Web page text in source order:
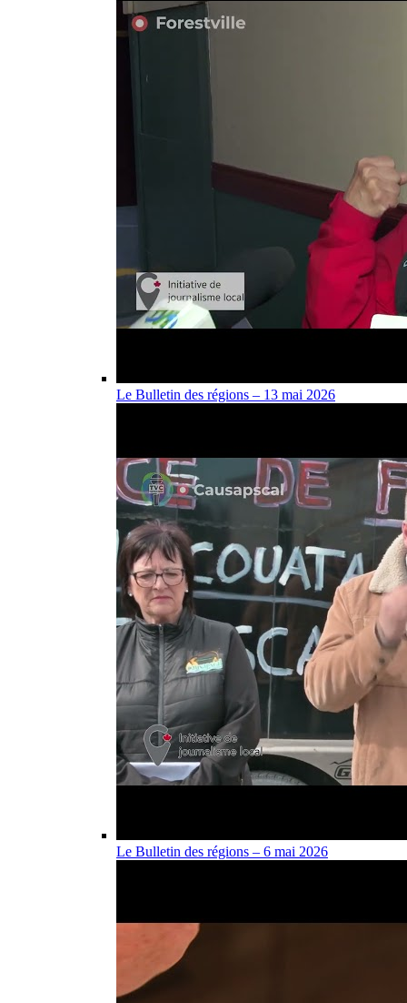
Le Bulletin des régions – 13 mai 2026
Le Bulletin des régions – 6 mai 2026